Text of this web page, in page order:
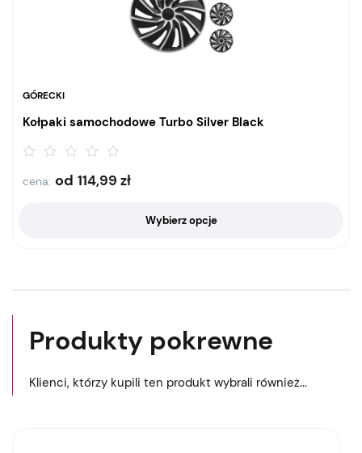
GÓRECKI
Kołpaki samochodowe Turbo Silver Black
cena: od 114,99 zł
Wybierz opcje
Produkty pokrewne
Klienci, którzy kupili ten produkt wybrali również...